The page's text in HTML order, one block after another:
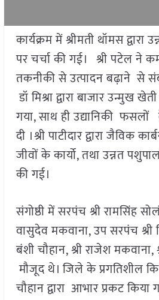
कार्यक्रम में श्रीमती थॉमस द्वारा
पर चर्चा की गई। श्री पटेल ने
तकनीकी से उत्पादन बढ़ाने से
डॉ मिश्रा द्वारा बाजार उन्मुख
गया, साथ ही उद्यानिकी
दी ।श्री पाटीदार द्वारा जैविक
जीवों के कार्यो, तथा उन्नत
की गई।
संगोष्ठी में सरपंच श्री रामसिंह
वासुदेव मकवाना, उप सरपंच श्री
बंशी चौहान, श्री राजेश
मौजूद थे। जिले के प्रगतिशील
चौहान द्वारा आभार प्रकट किया